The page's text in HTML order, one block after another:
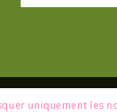
uniquement les